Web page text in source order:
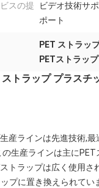
スの提
ビデオ技術サ
ポート
PET ストラッ
PETストラッ
トラップ プラスチ
産ラインは先進技術,
生産ラインは主に
トラップは広く使用
プに置き換えられてい